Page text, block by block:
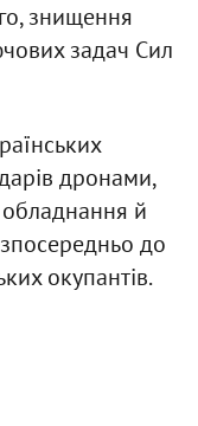
знищення
задач Сил
дронами,
обладнання й
до
окупантів.